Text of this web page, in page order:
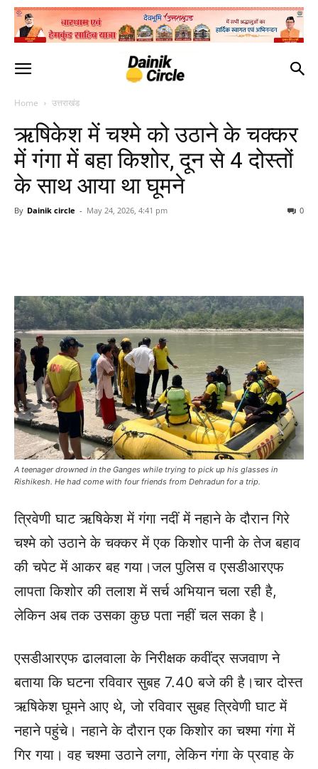
Home उत्तराखंड
ऋषिकेश में चश्मे को उठाने के चक्कर
में गंगा में बहा किशोर, दून से 4 दोस्तों
के साथ आया था घूमने
By Dainik circle - May 24, 2026, 4:41 pm 0
A teenager drowned in the Ganges while trying to pick up his glasses in
Rishikesh. He had come with four friends from Dehradun for a trip.
त्रिवेणी घाट ऋषिकेश में गंगा नदीं में नहाने के दौरान गिरे
चश्मे को उठाने के चक्कर में एक किशोर पानी के तेज बहाव
की चपेट में आकर बह गया।जल पुलिस व एसडीआरएफ
लापता किशोर की तलाश में सर्च अभियान चला रही है,
लेकिन अब तक उसका कुछ पता नहीं चल सका है।
एसडीआरएफ ढालवाला के निरीक्षक कवींद्र सजवाण ने
बताया कि घटना रविवार सुबह 7.40 बजे की है।चार दोस्त
ऋषिकेश घूमने आए थे, जो रविवार सुबह त्रिवेणी घाट में
नहाने पहुंचे। नहाने के दौरान एक किशोर का चश्मा गंगा में
गिर गया। वह चश्मा उठाने लगा, लेकिन गंगा के प्रवाह के